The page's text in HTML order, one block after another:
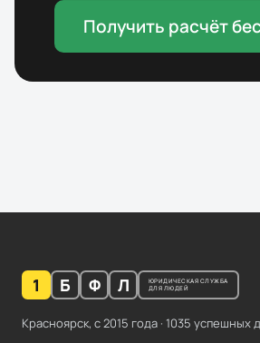
Получить расчёт
1 Б Ф Л
ЮРИДИЧЕСКАЯ СЛУЖБА
ДЛЯ ЛЮДЕЙ
Красноярск, с2015 года · 1035 успешных